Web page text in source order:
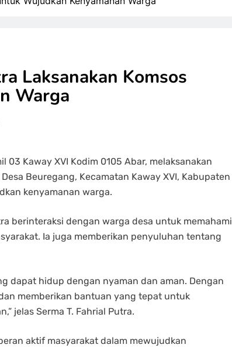
Laksanakan Komsos
Warga
03 Kaway XVI Kodim 0105 Abar, melaksanakan
Beuregang, Kecamatan Kaway XVI, Kabupaten
kenyamanan warga.
berinteraksi dengan warga desa untuk memahami
Ia juga memberikan penyuluhan tentang
dapat hidup dengan nyaman dan aman. Dengan
memberikan bantuan yang tepat untuk
jelas Serma T. Fahrial Putra.
aktif masyarakat dalam mewujudkan